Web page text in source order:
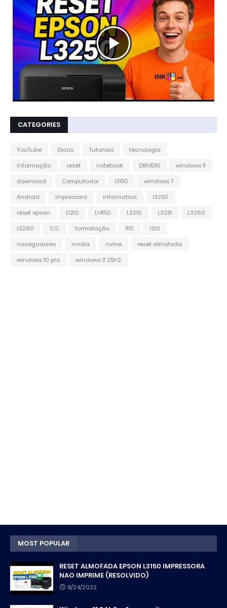
CATEGORIES
YouTube Dicas Tutoriais
tecnologia
informação
reset notebook DRIVERS
windows 11
download
Computador l3150
windows 7
Android
impressora informatica
l3250
reset epson
L1210 L14150 L3210 L3251
L3260
L5290
S.O. formatação l110
l210
navegadores
nvidia nvme
reset almofada
windows 10 pro
windows 11 25h2
MOST POPULAR
RESET ALMOFADA EPSON L3150 IMPRESSORA
NAO IMPRIME (RESOLVIDO)
8/24/2022